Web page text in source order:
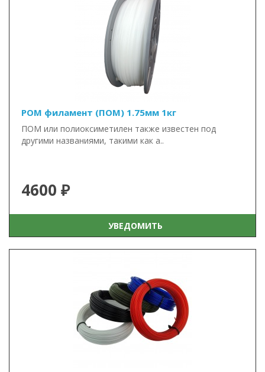
POM филамент (ПОМ) 1.75мм 1кг
ПОМ или полиоксиметилен также известен под
другими названиями, такими как а..
4600 ₽
УВЕДОМИТЬ